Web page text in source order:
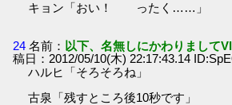
キョン「おい！ ったく……」
24 名前： 以下、名無しにかわりまして
稿日：2012/05/10(木) 22:17:43.14
ハルヒ「そろそろね」
古泉「残すところ後10秒です」